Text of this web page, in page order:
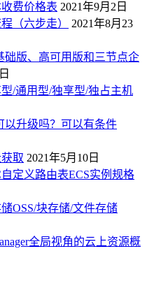
费价格表 2021年9月2日
（六步走）
2021年8月23
础版、高可用版和三节点企
/通用型/独享型/独占主机
以升级吗？可以有条件
取 2021年5月10日
定义路由表ECS实例规格
OSS/块存储/文件存储
全局视角的云上资源概